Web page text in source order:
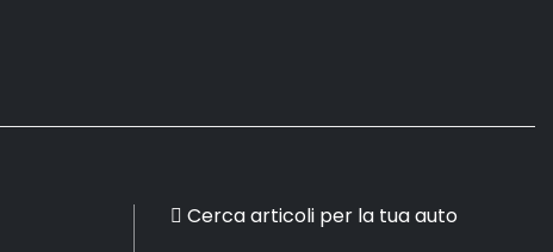
Cerca articoli per la tua auto